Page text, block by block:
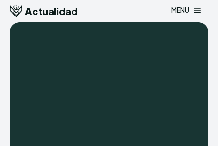
Actualidad MENU